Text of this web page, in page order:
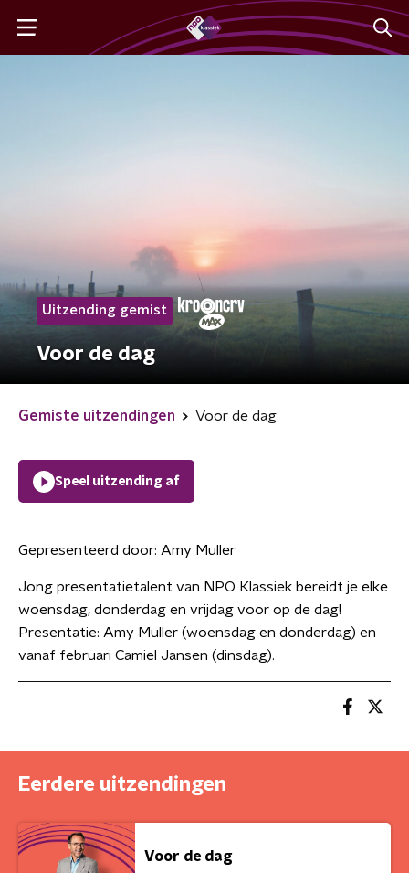
Uitzending gemist
Voor de dag
Gemiste uitzendingen Voor de dag
Speel uitzending af
Gepresenteerd door: Amy Muller
Jong presentatietalent van NPO Klassiek bereidt je elke
woensdag, donderdag en vrijdag voor op de dag!
Presentatie: Amy Muller (woensdag en donderdag) en
vanaf februari Camiel Jansen (dinsdag).
Eerdere uitzendingen
Voor de dag